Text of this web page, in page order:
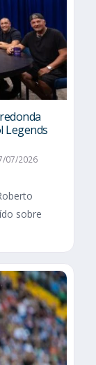
Legends
07/2026
sobre